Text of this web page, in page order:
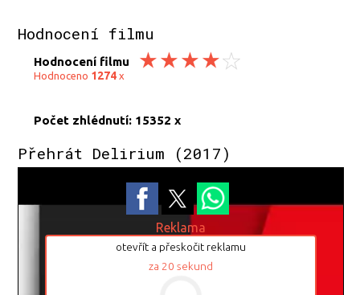
Hodnocení filmu
Hodnocení filmu
Hodnoceno 1274x
Počet zhlédnutí: 15352 x
Přehrát Delirium (2017)
Reklama
otevřít a přeskočit reklamu
za 20 sekund